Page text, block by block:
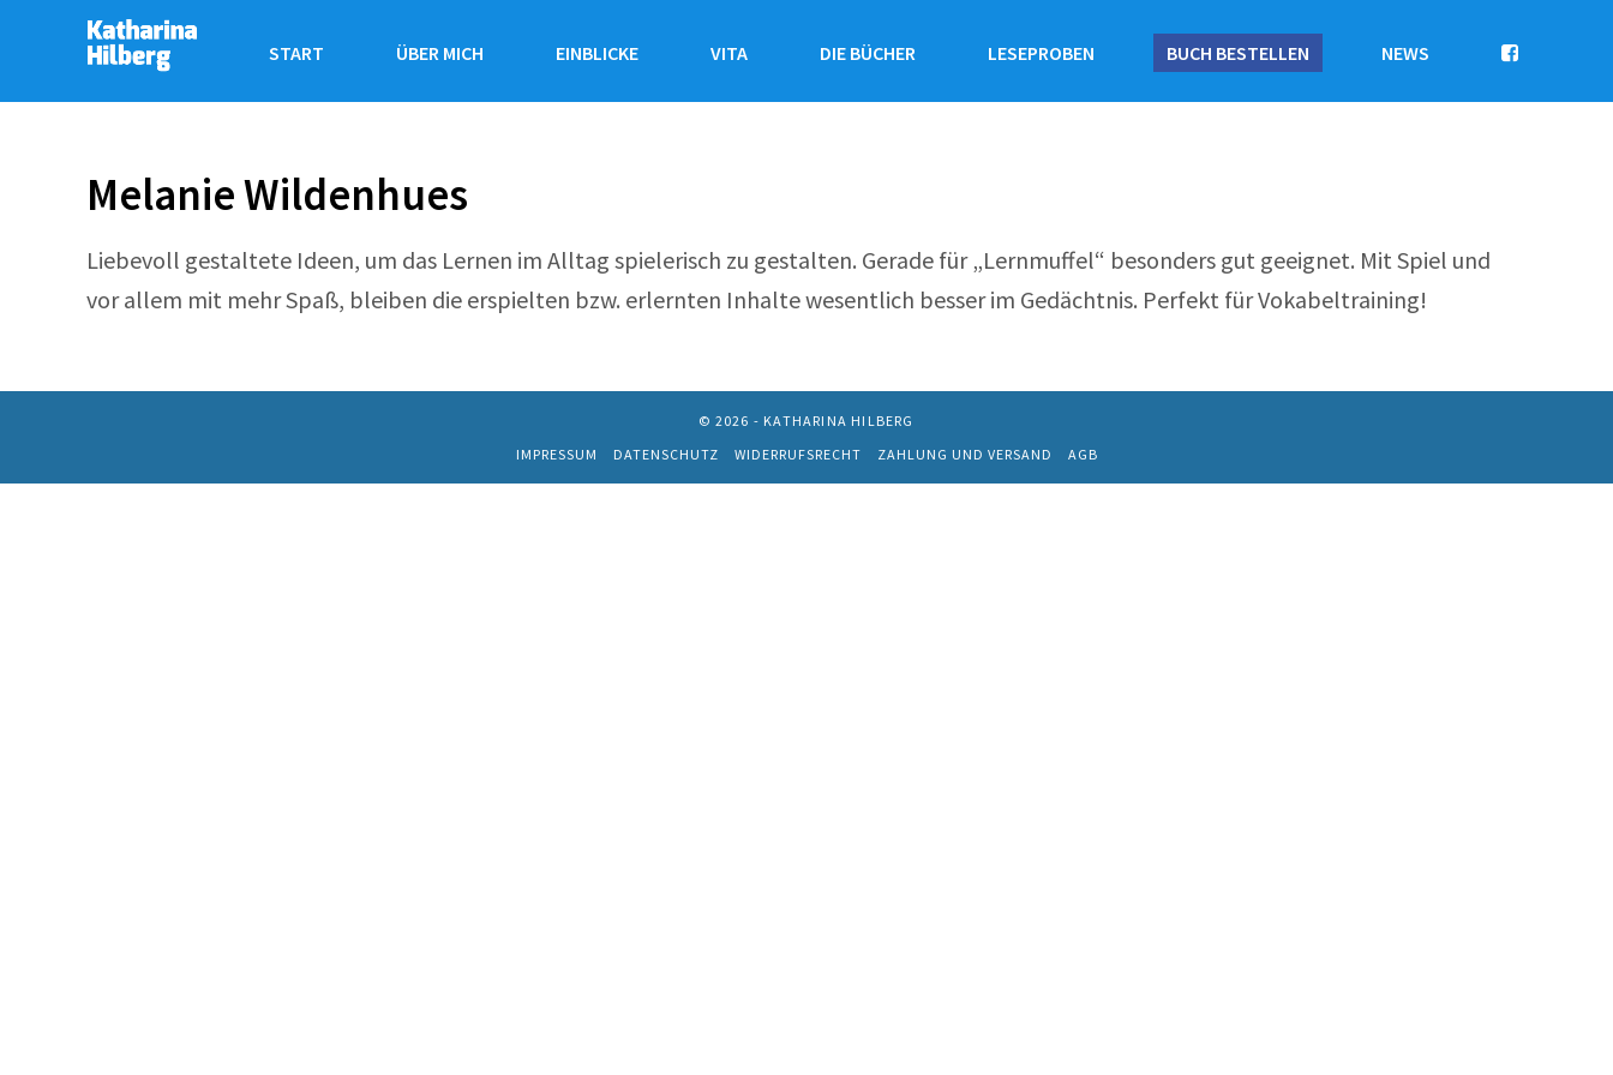
START ÜBER MICH EINBLICKE VITA DIE BÜCHER LESEPROBEN BUCH BESTELLEN NEWS
Melanie Wildenhues
Liebevoll gestaltete Ideen, um das Lernen im Alltag spielerisch zu gestalten. Gerade für „Lernmuffel“ besonders gut geeignet. Mit Spiel und
vor allem mit mehr Spaß, bleiben die erspielten bzw. erlernten Inhalte wesentlich besser im Gedächtnis. Perfekt für Vokabeltraining!
© 2026 - KATHARINA HILBERG
IMPRESSUM
DATENSCHUTZ WIDERRUFSRECHT ZAHLUNG UND VERSAND AGB